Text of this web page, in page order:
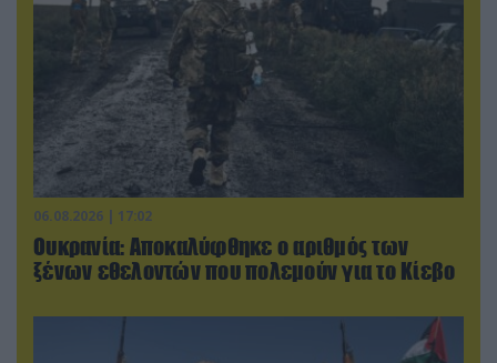
06.08.2026 | 17:02
Ουκρανία: Αποκαλύφθηκε ο αριθμός των
ξένων εθελοντών που πολεμούν για το Κίεβο